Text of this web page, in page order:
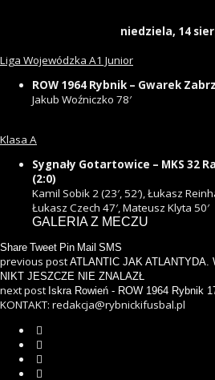
niedziela, 14
Liga Wojewódzka A1 Junior
ROW 1964 Rybnik – Gwarek
Jakub Woźniczko 78′
Klasa A
Sygnały Gotartowice – MKS 32
(2:0)
Kamil Sobik 2 (23′, 52′), Łukasz
Łukasz Czech 47′, Mateusz Klyta 50′
GALERIA Z MECZU
Share Tweet Pin Mail SMS
previous postATLANTIC JAK
NIKT JESZCZE NIE ZNALAZŁ
next post Iskra Rowień - ROW 1964 Rybnik
KONTAKT: redakcja@rybnickifusbal.pl